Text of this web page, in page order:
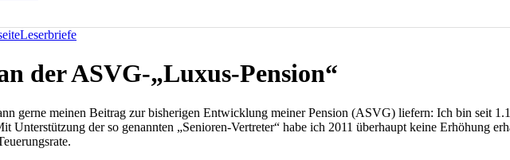
Leserbriefe
der ASVG-„Luxus-Pension“
gerne meinen Beitrag zur bisherigen Entwicklung meiner Pension (ASVG) liefern: Ich bin seit
Unterstützung der so genannten „Senioren-Vertreter“ habe ich 2011 überhaupt keine Erhöhung